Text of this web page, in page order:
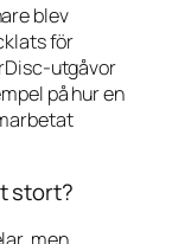
blev
för
utgåvor
på hur en
stort?